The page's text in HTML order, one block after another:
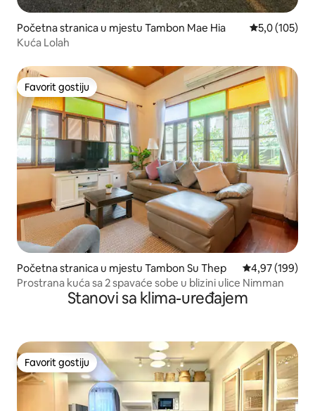
Početna stranica u mjestu Tambon Mae Hia prosječna
5,0 (105)
Kuća Lolah
Favorit gostiju
Favorit gostiju
Početna stranica u mjestu Tambon Su Thep prosječna
4,97 (199)
Prostrana kuća sa 2 spavaće sobe u blizini ulice Nimman
Stanovi sa klima-uređajem
Favorit gostiju
Favorit gostiju